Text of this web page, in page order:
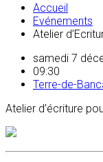
Accueil
Evénements
Atelier
samedi 7
09:30
Terre-de-
Atelier d’écriture